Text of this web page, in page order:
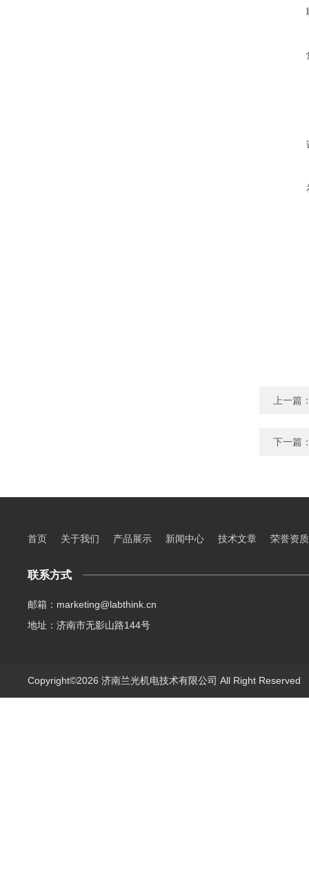
上一篇
下一篇
首页 关于我们 产品展示 新闻中心 技术文章 荣誉资质
联系方式
邮箱：marketing@labthink.cn
地址：济南市无影山路144号
Copyright©2026 济南兰光机电技术有限公司 All Right